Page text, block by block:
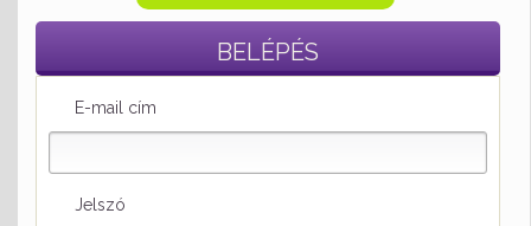
BELÉPÉS
E-mail cím
Jelszó